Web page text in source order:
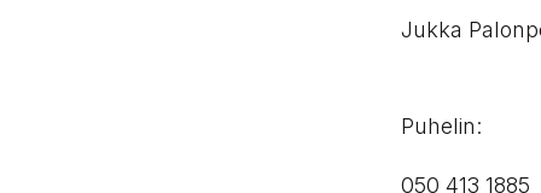
Jukka
Puhelin:
050 413 1885